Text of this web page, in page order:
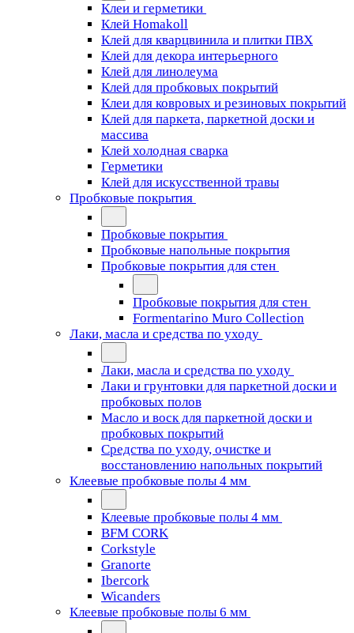
Клеи и герметики
Клей Homakoll
Клей для кварцвинила и плитки ПВХ
Клей для декора интерьерного
Клей для линолеума
Клей для пробковых покрытий
Клеи для ковровых и резиновых покрытий
Клей для паркета, паркетной доски и
массива
Клей холодная сварка
Герметики
Клей для искусственной травы
Пробковые покрытия
Пробковые покрытия
Пробковые напольные покрытия
Пробковые покрытия для стен
Пробковые покрытия для стен
Formentarino Muro Collection
Лаки, масла и средства по уходу
Лаки, масла и средства по уходу
Лаки и грунтовки для паркетной доски и
пробковых полов
Масло и воск для паркетной доски и
пробковых покрытий
Средства по уходу, очистке и
восстановлению напольных покрытий
Клеевые пробковые полы 4 мм
Клеевые пробковые полы 4 мм
BFM CORK
Corkstyle
Granorte
Ibercork
Wicanders
Клеевые пробковые полы 6 мм